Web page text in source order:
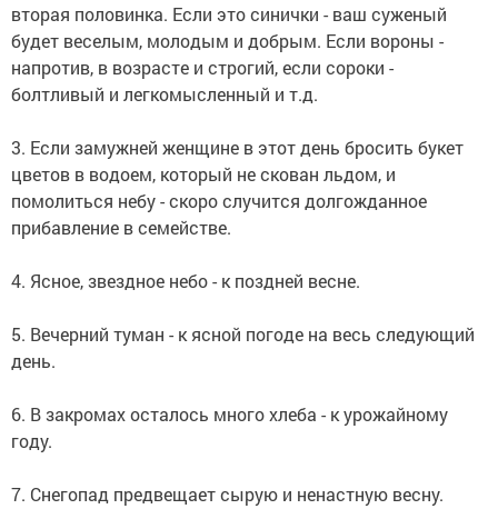
вторая половинка. Если это синички - ваш суженый
будет веселым, молодым и добрым. Если вороны -
напротив, в возрасте и строгий, если сороки -
болтливый и легкомысленный и т.д.
3. Если замужней женщине в этот день бросить букет
цветов в водоем, который не скован льдом, и
помолиться небу - скоро случится долгожданное
прибавление в семействе.
4. Ясное, звездное небо - к поздней весне.
5. Вечерний туман - к ясной погоде на весь следующий
день.
6. В закромах осталось много хлеба - к урожайному
году.
7. Снегопад предвещает сырую и ненастную весну.